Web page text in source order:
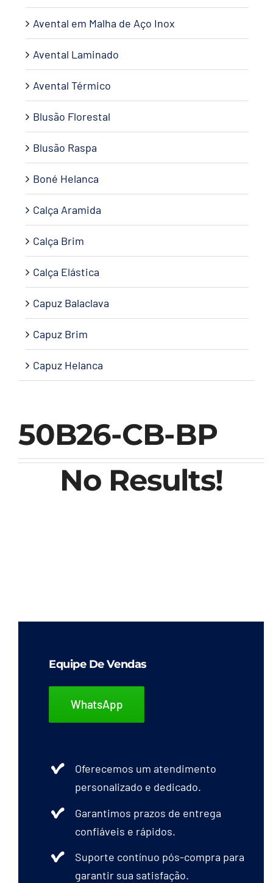
50B26-CB-BP
No Results!
Avental em Malha de Aço Inox
Avental Laminado
Avental Térmico
Blusão Florestal
Blusão Raspa
Boné Helanca
Calça Aramida
Calça Brim
Calça Elástica
Capuz Balaclava
Capuz Brim
Capuz Helanca
Equipe De Vendas
WhatsApp
Oferecemos um atendimento
personalizado e dedicado.
Garantimos prazos de entrega
confiáveis e rápidos.
Suporte contínuo pós-compra para
garantir sua satisfação.